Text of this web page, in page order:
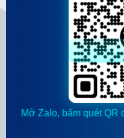
Mở Zalo, bấm quét QR